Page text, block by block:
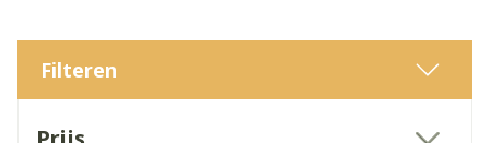
Filteren